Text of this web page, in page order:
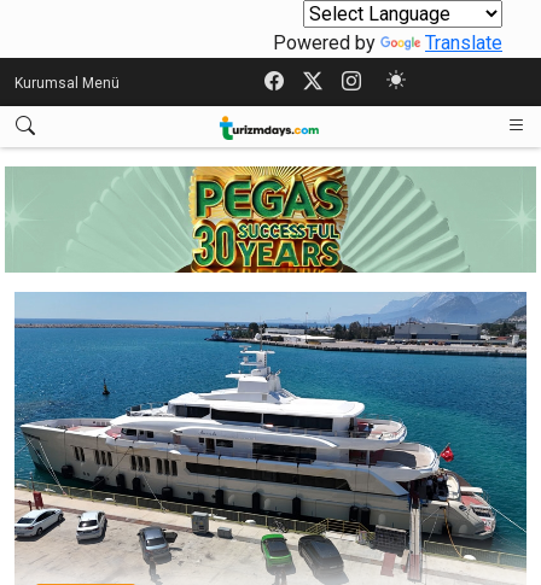
Powered by Translate
Kurumsal Menü